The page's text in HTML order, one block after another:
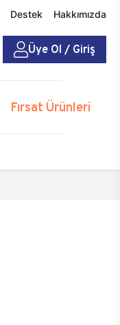
Destek Hakkımızda
Üye Ol / Giriş
Fırsat Ürünleri